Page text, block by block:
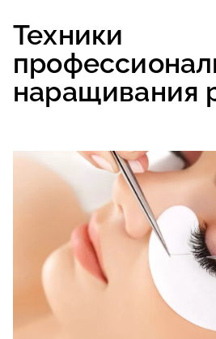
Техники
наращивания